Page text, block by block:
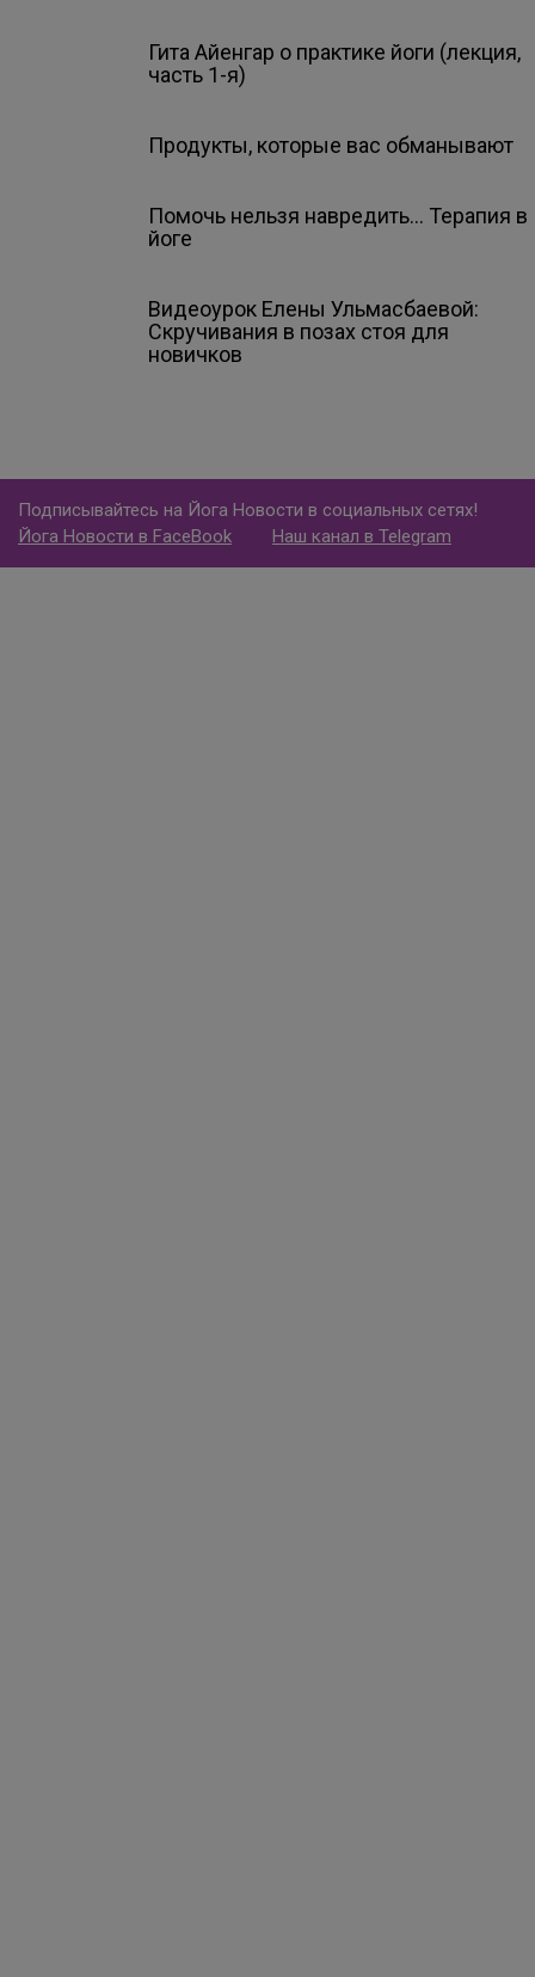
Гита Айенгар о практике йоги (лекция,
часть 1-я)
Продукты, которые вас обманывают
Помочь нельзя навредить… Терапия в
йоге
Видеоурок Елены Ульмасбаевой:
Скручивания в позах стоя для
новичков
Подписывайтесь на Йога Новости в социальных сетях!
Йога Новости в FaceBook
Наш канал в Telegram